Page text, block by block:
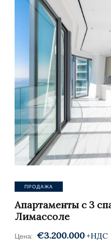
ПРОДАЖА
Апартаменты с 3
Лимассоле
Цена: €3.200.000 +НДС